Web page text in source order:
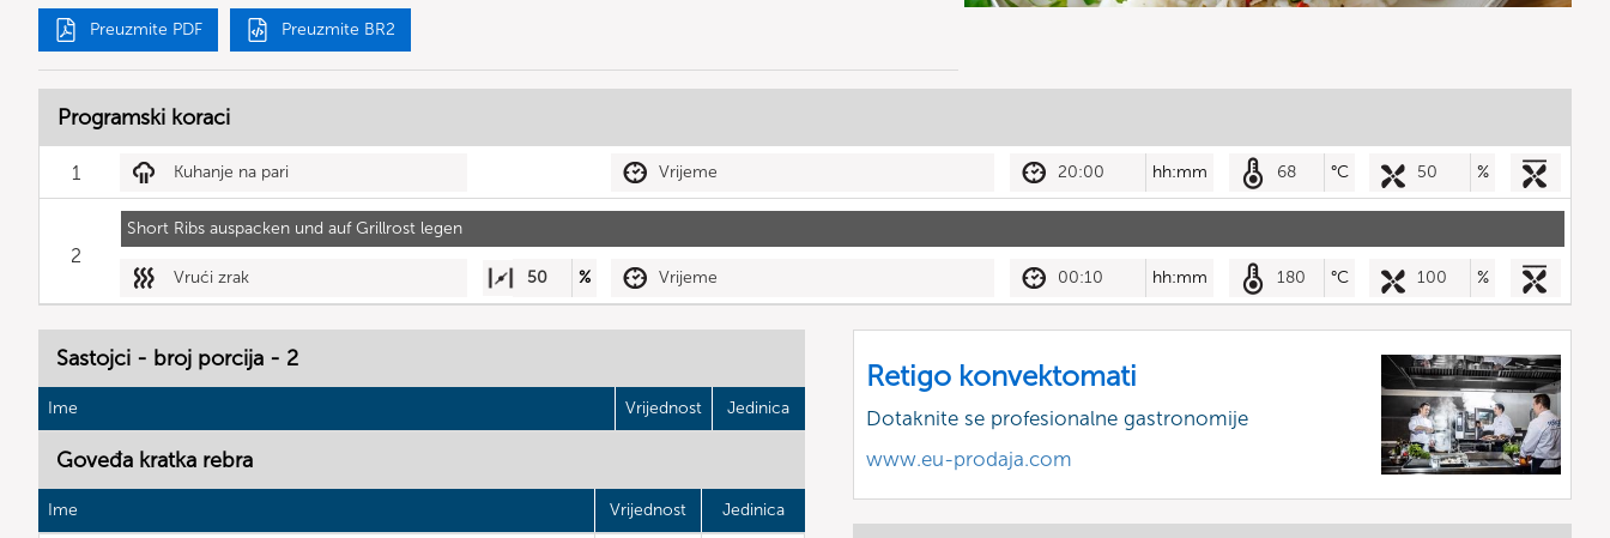
Preuzmite PDF Preuzmite BR2
Programski koraci
1 Kuhanje na pari Vrijeme 20:00 hh:mm 68 °C 50 %
Short Ribs auspacken und auf Grillrost legen
2
Vrući zrak 50 % Vrijeme 00:10 hh:mm 180 °C 100 %
Sastojci - broj porcija - 2
Ime Vrijednost Jedinica
Goveđa kratka rebra
Ime Vrijednost Jedinica
Retigo konvektomati
Dotaknite se profesionalne gastronomije
www.eu-prodaja.com